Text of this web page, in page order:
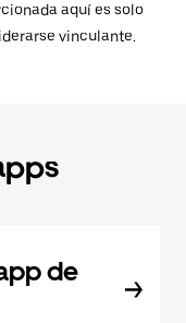
aquí es solo
vinculante.
de